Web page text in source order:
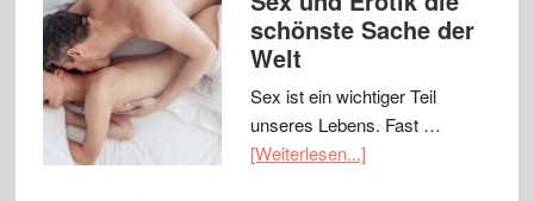
schönste Sache der
Welt
Sex ist ein wichtiger Teil
unseres Lebens. Fast …
[Weiterlesen...]